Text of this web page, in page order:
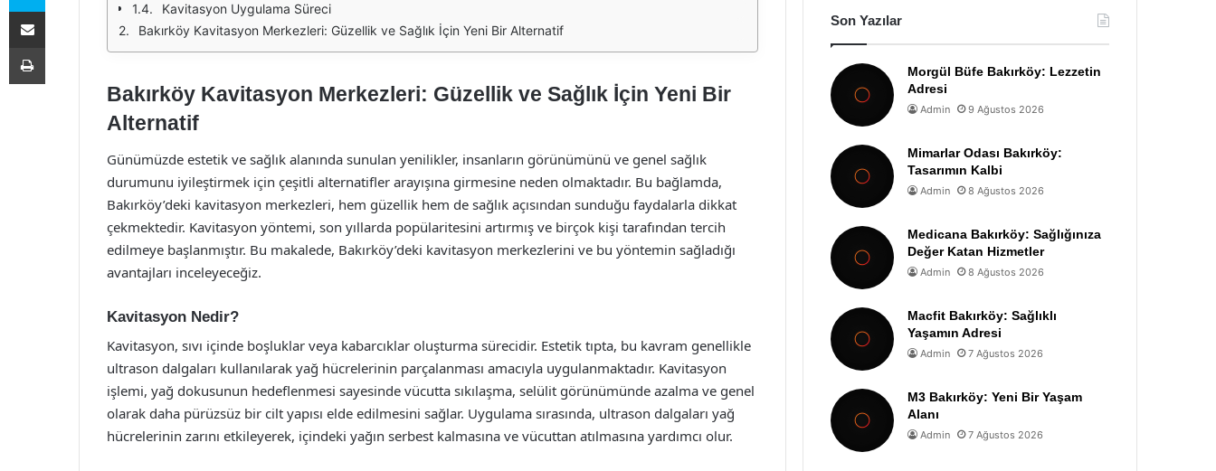
Kavitasyon Uygulama Süreci
Bakırköy Kavitasyon Merkezleri: Güzellik ve Sağlık İçin Yeni Bir Alternatif
Bakırköy Kavitasyon Merkezleri: Güzellik ve Sağlık İçin Yeni Bir
Alternatif
Günümüzde estetik ve sağlık alanında sunulan yenilikler, insanların görünümünü ve genel sağlık
durumunu iyileştirmek için çeşitli alternatifler arayışına girmesine neden olmaktadır. Bu bağlamda,
Bakırköy’deki kavitasyon merkezleri, hem güzellik hem de sağlık açısından sunduğu faydalarla dikkat
çekmektedir. Kavitasyon yöntemi, son yıllarda popülaritesini artırmış ve birçok kişi tarafından tercih
edilmeye başlanmıştır. Bu makalede, Bakırköy’deki kavitasyon merkezlerini ve bu yöntemin sağladığı
avantajları inceleyeceğiz.
Kavitasyon Nedir?
Kavitasyon, sıvı içinde boşluklar veya kabarcıklar oluşturma sürecidir. Estetik tıpta, bu kavram genellikle
ultrason dalgaları kullanılarak yağ hücrelerinin parçalanması amacıyla uygulanmaktadır. Kavitasyon
işlemi, yağ dokusunun hedeflenmesi sayesinde vücutta sıkılaşma, selülit görünümünde azalma ve genel
olarak daha pürüzsüz bir cilt yapısı elde edilmesini sağlar. Uygulama sırasında, ultrason dalgaları yağ
hücrelerinin zarını etkileyerek, içindeki yağın serbest kalmasına ve vücuttan atılmasına yardımcı olur.
Son Yazılar
Morgül Büfe Bakırköy: Lezzetin
Adresi
Admin 9 Ağustos 2026
Mimarlar Odası Bakırköy:
Tasarımın Kalbi
Admin 8 Ağustos 2026
Medicana Bakırköy: Sağlığınıza
Değer Katan Hizmetler
Admin 8 Ağustos 2026
Macfit Bakırköy: Sağlıklı
Yaşamın Adresi
Admin 7 Ağustos 2026
M3 Bakırköy: Yeni Bir Yaşam
Alanı
Admin 7 Ağustos 2026
E-Posta ile paylaş